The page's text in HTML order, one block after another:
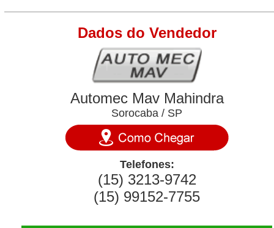
Dados do Vendedor
Automec Mav Mahindra
Sorocaba / SP
Telefones:
(15) 3213-9742
(15) 99152-7755